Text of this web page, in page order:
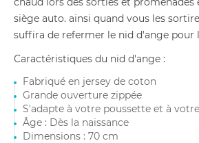
siège auto. ainsi quand vous les
suffira de refermer le nid d'ange pour
Caractéristiques du nid d'ange :
Fabriqué en jersey de coton
Grande ouverture zippée
S'adapte à votre poussette et à
Âge : Dès la naissance
Dimensions : 70 cm